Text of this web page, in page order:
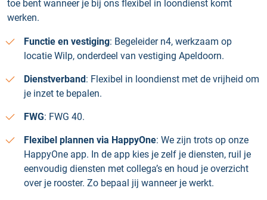
toe bent wanneer je bij ons flexibel in loondienst komt
werken.
Functie en vestiging: Begeleider n4, werkzaam op
locatie Wilp, onderdeel van vestiging Apeldoorn.
Dienstverband: Flexibel in loondienst met de vrijheid om
je inzet te bepalen.
FWG: FWG 40.
Flexibel plannen via HappyOne: We zijn trots op onze
HappyOne app. In de app kies je zelf je diensten, ruil je
eenvoudig diensten met collega’s en houd je overzicht
over je rooster. Zo bepaal jij wanneer je werkt.